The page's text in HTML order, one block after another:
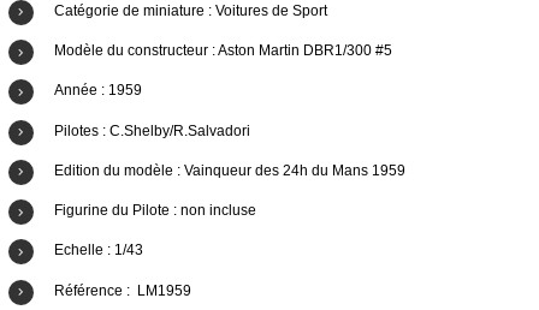
Catégorie de miniature : Voitures de Sport
Modèle du constructeur : Aston Martin DBR1/300 #5
Année : 1959
Pilotes : C.Shelby/R.Salvadori
Edition du modèle : Vainqueur des 24h du Mans 1959
Figurine du Pilote : non incluse
Echelle : 1/43
Référence : LM1959